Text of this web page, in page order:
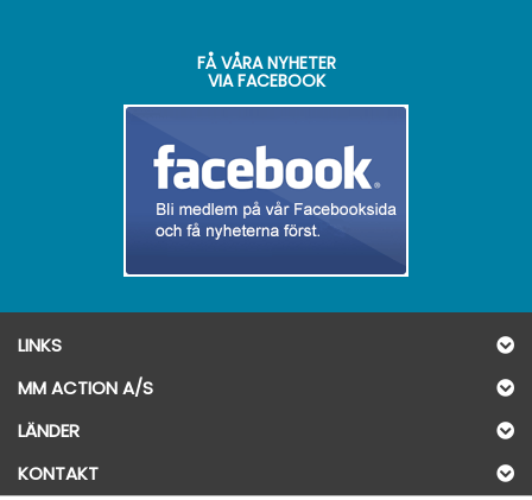
FÅ VÅRA NYHETER
VIA FACEBOOK
LINKS
MM ACTION A/S
LÄNDER
KONTAKT